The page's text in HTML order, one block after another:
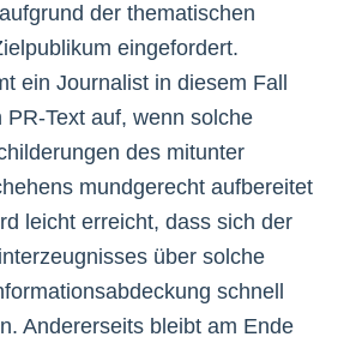
der thematischen
eingefordert.
ein Journalist in diesem Fall
PR-Text auf, wenn solche
des mitunter
mundgerecht aufbereitet
leicht erreicht, dass sich der
über solche
schnell
Andererseits bleibt am Ende